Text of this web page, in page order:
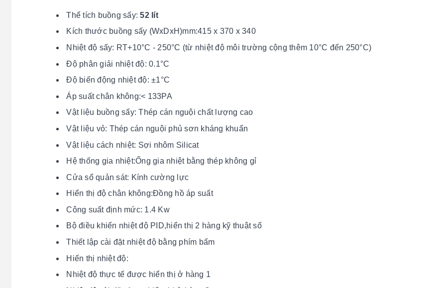
Thể tích buồng sấy:52 lít
Kích thước buồng sấy (WxDxH)mm:415 x 370 x 340
Nhiệt độ sấy: RT+10°C - 250°C (từ nhiệt độ môi trường cộng thêm 10°C đến 250°C)
Độ phân giải nhiệt độ: 0.1°C
Độ biến động nhiệt độ: ±1°C
Áp suất chân không:< 133PA
Vật liệu buồng sấy: Thép cán nguội chất lượng cao
Vật liệu vỏ: Thép cán nguội phủ sơn kháng khuẩn
Vật liệu cách nhiệt: Sợi nhôm Silicat
Hệ thống gia nhiệt:Ống gia nhiệt bằng thép không gỉ
Cửa sổ quản sát: Kính cường lực
Hiển thị độ chân không:Đồng hồ áp suất
Công suất định mức: 1.4 Kw
Bộ điều khiển nhiệt độ PID,hiển thị 2 hàng kỹ thuật số
Thiết lập cài đặt nhiệt độ bằng phím bấm
Hiển thị nhiệt độ:
Nhiệt độ thực tế được hiển thị ở hàng 1